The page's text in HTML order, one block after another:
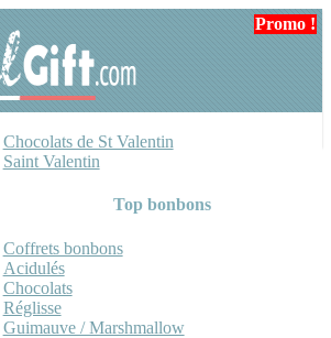
Chocolats de St Valentin
Saint Valentin
Top bonbons
Coffrets bonbons
Acidulés
Chocolats
Réglisse
Guimauve / Marshmallow
Promo !
Promo !